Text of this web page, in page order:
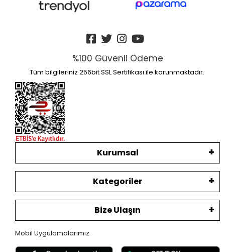
%100 Güvenli Ödeme
Tüm bilgileriniz 256bit SSL Sertifikası ile korunmaktadır.
Kurumsal
Kategoriler
Bize Ulaşın
Mobil Uygulamalarımız